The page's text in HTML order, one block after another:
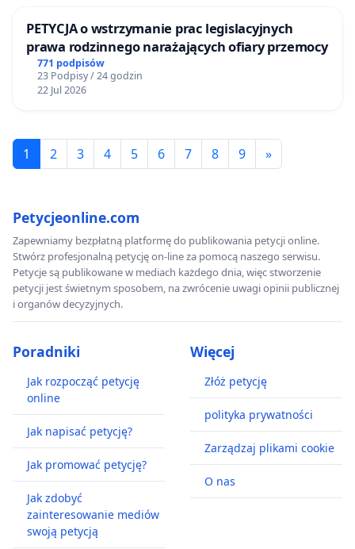
PETYCJA o wstrzymanie prac legislacyjnych
prawa rodzinnego narażających ofiary przemocy
771 podpisów
23 Podpisy / 24 godzin
22 Jul 2026
1 2 3 4 5 6 7 8 9 »
Petycjeonline.com
Zapewniamy bezpłatną platformę do publikowania petycji online.
Stwórz profesjonalną petycję on-line za pomocą naszego serwisu.
Petycje są publikowane w mediach każdego dnia, więc stworzenie
petycji jest świetnym sposobem, na zwrócenie uwagi opinii publicznej
i organów decyzyjnych.
Poradniki
Jak rozpocząć petycję
online
Jak napisać petycję?
Jak promować petycję?
Jak zdobyć
zainteresowanie mediów
swoją petycją
Więcej
Złóż petycję
polityka prywatności
Zarządzaj plikami cookie
O nas